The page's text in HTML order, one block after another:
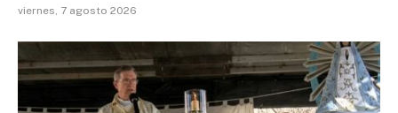
viernes, 7 agosto 2026